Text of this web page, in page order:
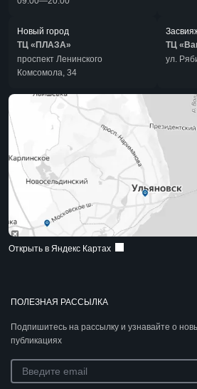
ПОЛЕЗНАЯ РАССЫЛКА
Подпишитесь на рассылку и узнавайте о
публикациях
Новый город
ТЦ «ПЛАЗА»
проспект Ленинского
Комсомола, 34
ТЦ
ул.
Открыть в Яндекс Картах